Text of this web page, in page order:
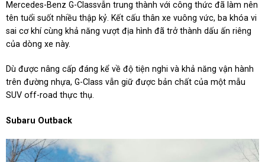
Mercedes-Benz G-Classvẫn trung thành với công thức đã làm nên
tên tuổi suốt nhiều thập kỷ. Kết cấu thân xe vuông vức, ba khóa vi
sai cơ khí cùng khả năng vượt địa hình đã trở thành dấu ấn riêng
của dòng xe này.
Dù được nâng cấp đáng kể về độ tiện nghi và khả năng vận hành
trên đường nhựa, G-Class vẫn giữ được bản chất của một mẫu
SUV off-road thực thụ.
Subaru Outback